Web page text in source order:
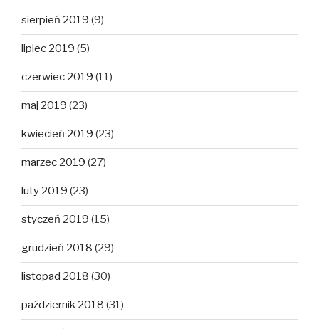
sierpień 2019 (9)
lipiec 2019 (5)
czerwiec 2019 (11)
maj 2019 (23)
kwiecień 2019 (23)
marzec 2019 (27)
luty 2019 (23)
styczeń 2019 (15)
grudzień 2018 (29)
listopad 2018 (30)
październik 2018 (31)